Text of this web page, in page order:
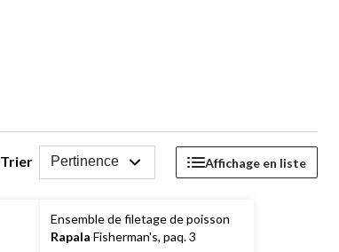
Trier Pertinence Affichage en liste
Ensemble de filetage de poisson
Rapala Fisherman's, paq. 3